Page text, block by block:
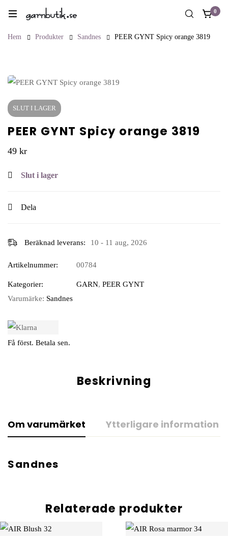
0
Hem Produkter Sandnes PEER GYNT Spicy orange 3819
SLUT I LAGER
PEER GYNT Spicy orange 3819
49 kr
Slut i lager
Dela
Beräknad leverans: 10 - 11 aug, 2026
Artikelnummer: 00784
Kategorier: GARN, PEER GYNT
Varumärke: Sandnes
Få först. Betala sen.
Beskrivning
Om varumärket Ytterligare information
Sandnes
Relaterade produkter